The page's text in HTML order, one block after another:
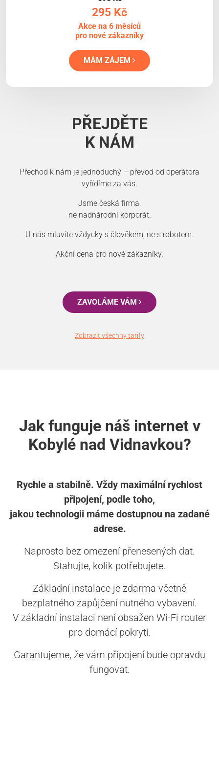
295 Kč
Akce na 6 měsíců
pro nové zákazníky
MÁM ZÁJEM
PŘEJDĚTE
K NÁM
Přechod k nám je jednoduchý – převod od operátora
vyřídíme za vás.
Jsme česká firma,
ne nadnárodní korporát.
U nás mluvíte vždycky s člověkem, ne s robotem.
Akční cena pro nové zákazníky.
ZAVOLÁME VÁM
Zobrazit všechny tarify
Jak funguje náš internet v
Kobylé nad Vidnavkou?
Rychle a stabilně. Vždy maximální rychlost
připojení, podle toho,
jakou technologii máme dostupnou na zadané
adrese.
Naprosto bez omezení přenesených dat.
Stahujte, kolik potřebujete.
Základní instalace je zdarma včetně
bezplatného zapůjčení nutného vybavení.
V základní instalaci není obsažen Wi-Fi router
pro domácí pokrytí.
Garantujeme, že vám připojení bude opravdu
fungovat.